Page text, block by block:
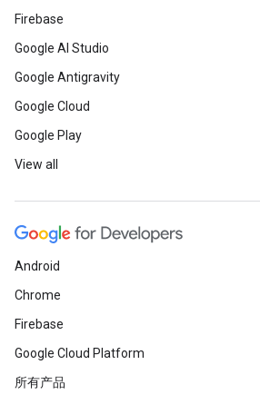
Firebase
Google AI Studio
Google Antigravity
Google Cloud
Google Play
View all
Android
Chrome
Firebase
Google Cloud Platform
所有产品